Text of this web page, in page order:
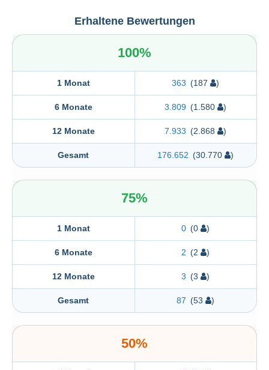
Bartko & Reher GmbH & Co. KG
Erhaltene Bewertungen
100%
1 Monat 363 (187 )
6 Monate 3.809 (1.580 )
12 Monate 7.933 (2.868 )
Gesamt 176.652 (30.770 )
75%
1 Monat 0 (0 )
6 Monate 2 (2 )
12 Monate 3 (3 )
Gesamt 87 (53 )
50%